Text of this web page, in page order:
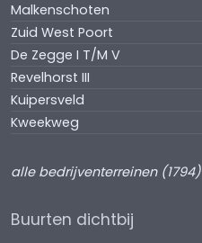
Malkenschoten
Zuid West Poort
De Zegge I T/M V
Revelhorst III
Kuipersveld
Kweekweg
alle bedrijventerreinen (1794)
Buurten dichtbij